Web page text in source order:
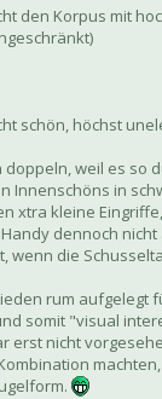
den Korpus mit
schön, höchst
weil es so
Innenschöns in
xtra kleine
dennoch
wenn die
rum aufgelegt
somit "visual
erst nicht